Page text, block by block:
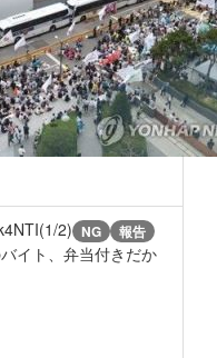
2) NG 報告
イト、弁当付きだか